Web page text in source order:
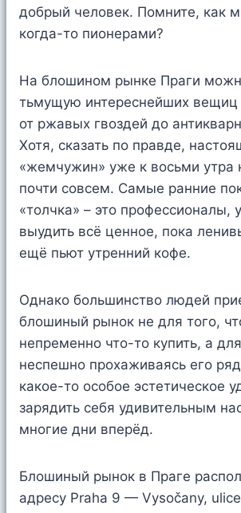
добрый человек. Помните, как
когда-то пионерами?
На блошином рынке Праги
тьмущую интереснейших вещиц
от ржавых гвоздей до
Хотя, сказать по правде,
«жемчужин» уже к восьми утра
почти совсем. Самые ранние
«толчка» – это профессионалы,
выудить всё ценное, пока
ещё пьют утренний кофе.
Однако большинство людей
блошиный рынок не для того,
непременно что-то купить, а
неспешно прохаживаясь его
какое-то особое эстетическое
зарядить себя удивительным
многие дни вперёд.
Блошиный рынок в Праге
адресу Praha 9 — Vysočany,